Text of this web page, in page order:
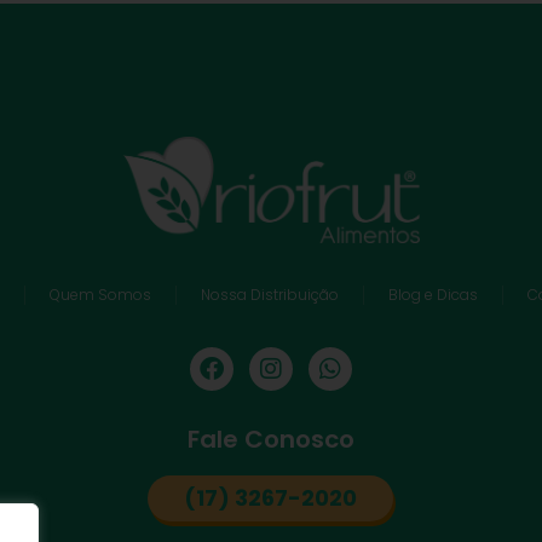
Quem Somos Nossa Distribuição Blog e Dicas
Fale Conosco
(17) 3267-2020